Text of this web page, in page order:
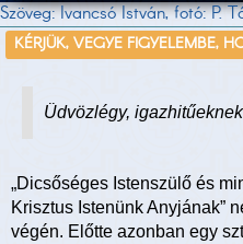
Szöveg: Ivancsó István, fotó: P.
KÉRJÜK, VEGYE FIGYELEMBE,
Üdvözlégy,
„Dicsőséges Istenszülő és
Krisztus Istenünk Anyjának”
végén. Előtte azonban egy